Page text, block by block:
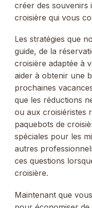
créer des souvenirs
croisière qui vous
Les stratégies que
guide, de la
croisière adaptée à
aider à obtenir une
prochaines
que les réductions
ou aux croisiéristes
paquebots de
spéciales pour les
autres
ces questions
croisière.
Maintenant que